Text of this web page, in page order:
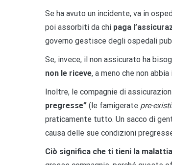
Se ha avuto un incidente, va in
poi assorbiti da chi paga
governo gestisce degli ospedali
Se, invece, il non assicurato ha
non le riceve, a meno che non
Inoltre, le compagnie di
pregresse” (le famigerate pre-
praticamente tutto. Un sacco di
causa delle sue condizioni
Ciò significa che ti tieni la